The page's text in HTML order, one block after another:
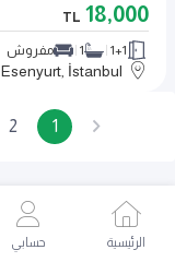
18,000
TL
1+1
1 مفروش
Esenyurt, İstanbul
1
2
الرئيسية حسابي